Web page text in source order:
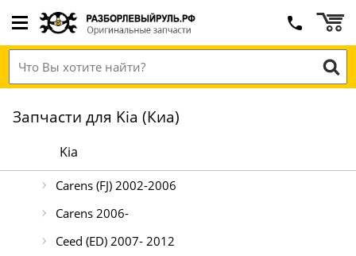
Запчасти для Kia (Киа)
Kia
Carens (FJ) 2002-2006
Carens 2006-
Ceed (ED) 2007- 2012